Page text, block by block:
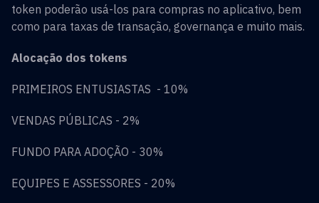
token poderão usá-los para compras no aplicativo, bem
como para taxas de transação, governança e muito mais.
Alocação dos tokens
PRIMEIROS ENTUSIASTAS - 10%
VENDAS PÚBLICAS - 2%
FUNDO PARA ADOÇÃO - 30%
EQUIPES E ASSESSORES - 20%